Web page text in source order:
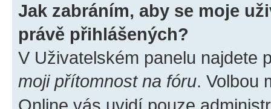
Jak zabráním, aby se moje
právě přihlášených?
V Uživatelském panelu najdete
moji přítomnost na fóru. Volbou